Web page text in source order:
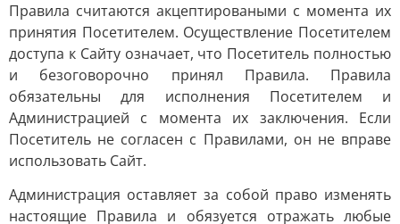
Правила считаются акцептироваными с момента их
принятия Посетителем. Осуществление Посетителем
доступа к Сайту означает, что Посетитель полностью
и безоговорочно принял Правила. Правила
обязательны для исполнения Посетителем и
Администрацией с момента их заключения. Если
Посетитель не согласен с Правилами, он не вправе
использовать Сайт.
Администрация оставляет за собой право изменять
настоящие Правила и обязуется отражать любые